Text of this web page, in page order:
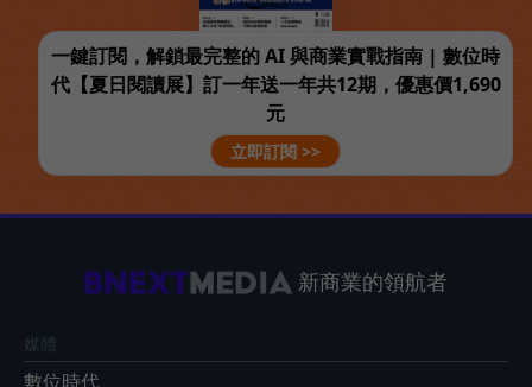
一鍵訂閱，解鎖最完整的 AI 與商業實戰指南 | 數位時
代【夏日閱讀展】訂一年送一年共12期，優惠價1,690
元
立即訂閱 >>
新商業的領航者
媒體
數位時代